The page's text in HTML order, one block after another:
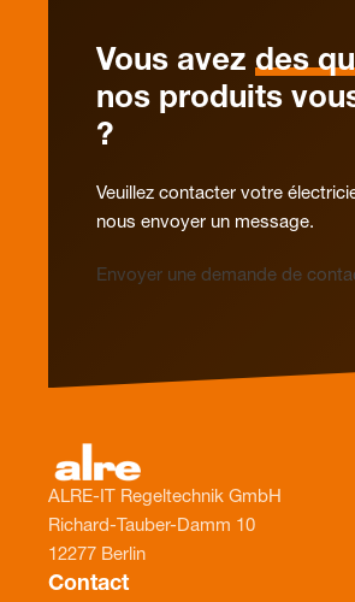
Vous avez des
nos produits
?
Veuillez contacter votre
nous envoyer un message.
Envoyer une demande de
ALRE-IT Regeltechnik GmbH
Richard-Tauber-Damm 10
12277 Berlin
Contact